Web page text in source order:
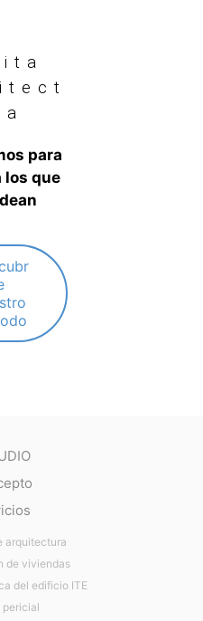
para
los que
arquitectura
de viviendas
del edificio ITE
pericial